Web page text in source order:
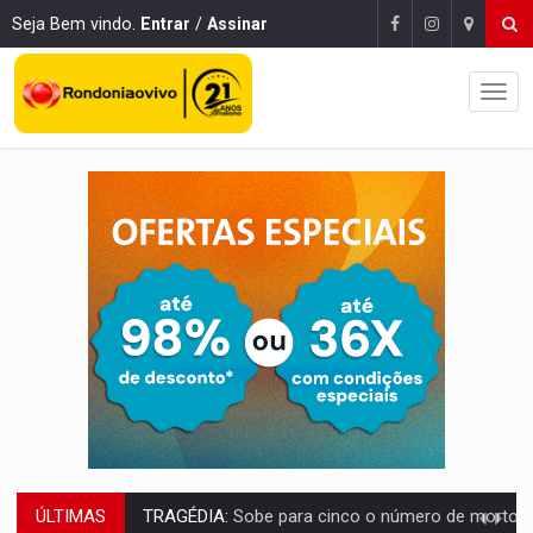
Seja Bem vindo. Entrar / Assinar
ÚLTIMAS TRANSPORTE DE ARROZ:MPF assegura cumprimento da legislação sobre transporte